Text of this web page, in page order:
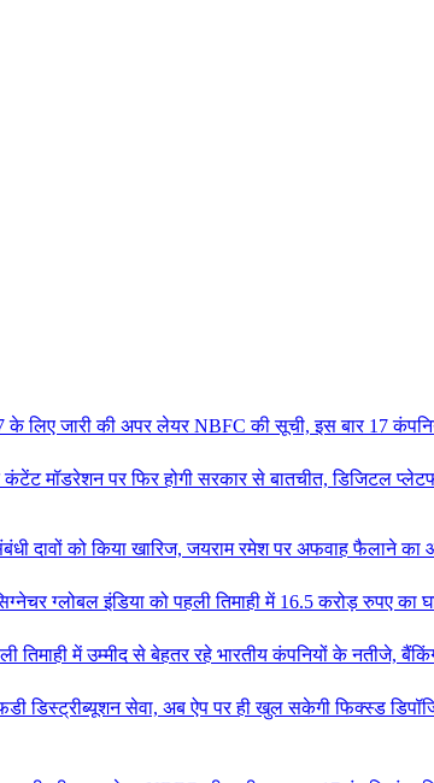
के लिए जारी की अपर लेयर NBFC की सूची, इस बार 17
मॉडरेशन पर फिर होगी सरकार से बातचीत, डिजिटल
दावों को किया खारिज, जयराम रमेश पर अफवाह फैलाने का
ग्लोबल इंडिया को पहली तिमाही में 16.5 करोड़ रुपए का
तिमाही में उम्मीद से बेहतर रहे भारतीय कंपनियों के नतीजे,
डिस्ट्रीब्यूशन सेवा, अब ऐप पर ही खुल सकेगी फिक्स्ड